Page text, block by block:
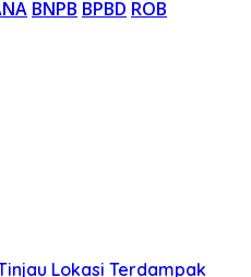
BNPB BPBD ROB
Lokasi Terdampak